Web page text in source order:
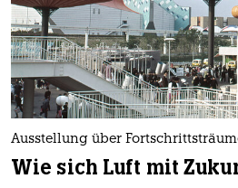
Ausstellung über
Wie sich Luft mit